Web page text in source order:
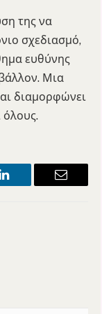
της να
σχεδιασμό,
ευθύνης
Μια
διαμορφώνει
όλους.
LinkedIn Email